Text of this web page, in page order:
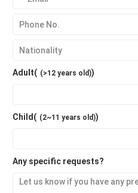
Adult( (>12 years old))
Child( (2~11 years old))
Any specific requests?